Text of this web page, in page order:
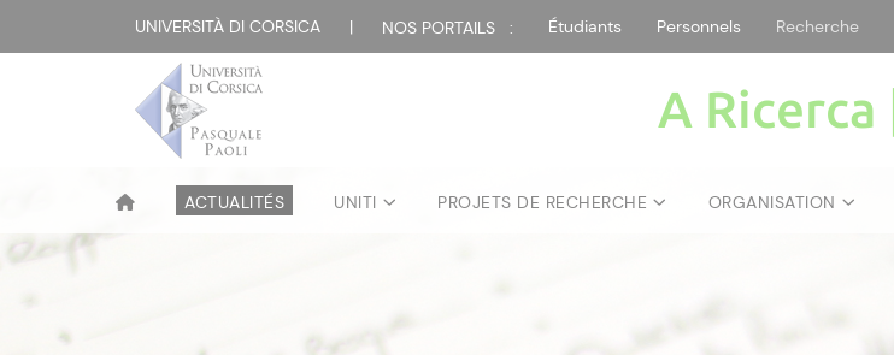
UNIVERSITÀ DI CORSICA | NOS PORTAILS : Étudiants Personnels Recherche
A Ricerca |
ACTUALITÉS UNITI PROJETS DE RECHERCHE ORGANISATION